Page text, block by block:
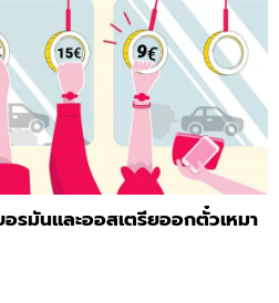
รมันและออสเตรียออกตั๋วเหมา